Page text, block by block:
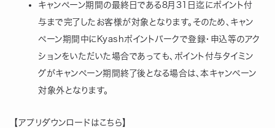
キャンペーン期間の最終日である8月31日迄にポイント付
与まで完了したお客様が対象となります。そのため、キャン
ペーン期間中にKyashポイントパークで登録・申込等のアク
ションをいただいた場合であっても、ポイント付与タイミン
グがキャンペーン期間終了後となる場合は、本キャンペーン
対象外となります。
【アプリダウンロードはこちら】